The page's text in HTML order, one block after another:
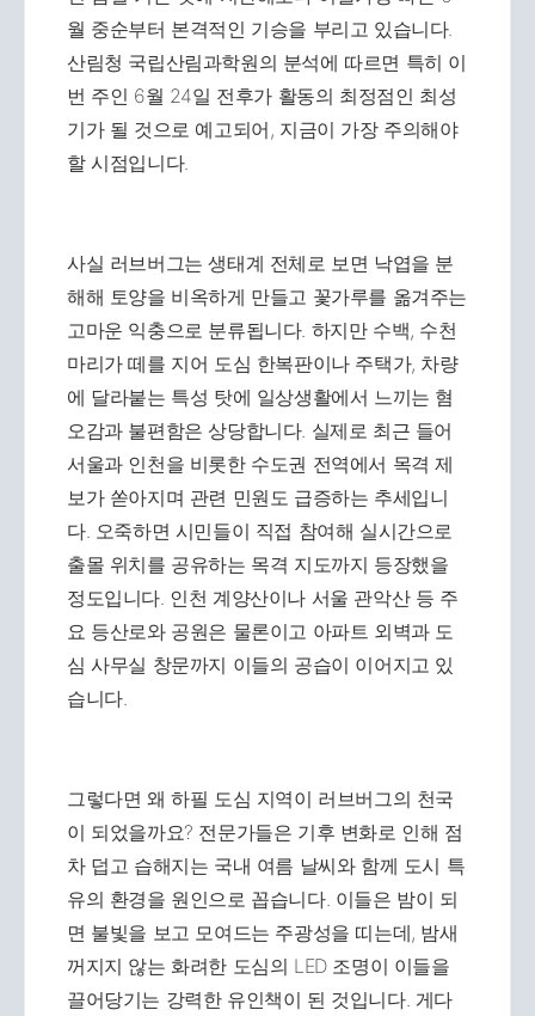
월 중순부터 본격적인 기승을 부리고 있습니다.
산림청 국립산림과학원의 분석에 따르면 특히 이
번 주인 6월 24일 전후가 활동의 최정점인 최성
기가 될 것으로 예고되어, 지금이 가장 주의해야
할 시점입니다.
사실 러브버그는 생태계 전체로 보면 낙엽을 분
해해 토양을 비옥하게 만들고 꽃가루를 옮겨주는
고마운 익충으로 분류됩니다. 하지만 수백, 수천
마리가 떼를 지어 도심 한복판이나 주택가, 차량
에 달라붙는 특성 탓에 일상생활에서 느끼는 혐
오감과 불편함은 상당합니다. 실제로 최근 들어
서울과 인천을 비롯한 수도권 전역에서 목격 제
보가 쏟아지며 관련 민원도 급증하는 추세입니
다. 오죽하면 시민들이 직접 참여해 실시간으로
출몰 위치를 공유하는 목격 지도까지 등장했을
정도입니다. 인천 계양산이나 서울 관악산 등 주
요 등산로와 공원은 물론이고 아파트 외벽과 도
심 사무실 창문까지 이들의 공습이 이어지고 있
습니다.
그렇다면 왜 하필 도심 지역이 러브버그의 천국
이 되었을까요? 전문가들은 기후 변화로 인해 점
차 덥고 습해지는 국내 여름 날씨와 함께 도시 특
유의 환경을 원인으로 꼽습니다. 이들은 밤이 되
면 불빛을 보고 모여드는 주광성을 띠는데, 밤새
꺼지지 않는 화려한 도심의 LED 조명이 이들을
끌어당기는 강력한 유인책이 된 것입니다. 게다